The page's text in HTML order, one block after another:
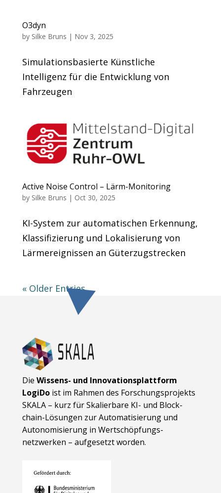
O3dyn
by Silke Bruns | Nov 3, 2025
Simulationsbasierte Künstliche
Intelligenz für die Entwicklung von
Fahrzeugen
Active Noise Control – Lärm-Monitoring
by Silke Bruns | Oct 30, 2025
KI-System zur automatischen Erkennung,
Klassifizierung und Lokalisierung von
Lärmereignissen an Güterzugstrecken
« Older Entries
Die Wissens- und Innovationsplattform
LogiDoist im Rahmen des Forschungsprojekts
SKALA – kurz für Skalierbare KI- und Block­
chain-Lösungen zur Automatisierung und
Autonomisierung in Wert­schöpfungs­
netzwerken – aufgesetzt worden.